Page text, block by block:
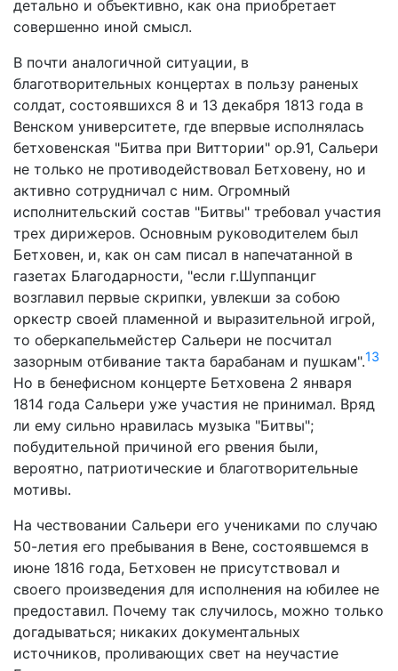
детально и объективно, как она приобретает
совершенно иной смысл.
В почти аналогичной ситуации, в
благотворительных концертах в пользу раненых
солдат, состоявшихся 8 и 13 декабря 1813 года в
Венском университете, где впервые исполнялась
бетховенская "Битва при Виттории" ор.91, Сальери
не только не противодействовал Бетховену, но и
активно сотрудничал с ним. Огромный
исполнительский состав "Битвы" требовал участия
трех дирижеров. Основным руководителем был
Бетховен, и, как он сам писал в напечатанной в
газетах Благодарности, "если г.Шуппанциг
возглавил первые скрипки, увлекши за собою
оркестр своей пламенной и выразительной игрой,
то оберкапельмейстер Сальери не посчитал
зазорным отбивание такта барабанам и пушкам".13
Но в бенефисном концерте Бетховена 2 января
1814 года Сальери уже участия не принимал. Вряд
ли ему сильно нравилась музыка "Битвы";
побудительной причиной его рвения были,
вероятно, патриотические и благотворительные
мотивы.
На чествовании Сальери его учениками по случаю
50-летия его пребывания в Вене, состоявшемся в
июне 1816 года, Бетховен не присутствовал и
своего произведения для исполнения на юбилее не
предоставил. Почему так случилось, можно только
догадываться; никаких документальных
источников, проливающих свет на неучастие